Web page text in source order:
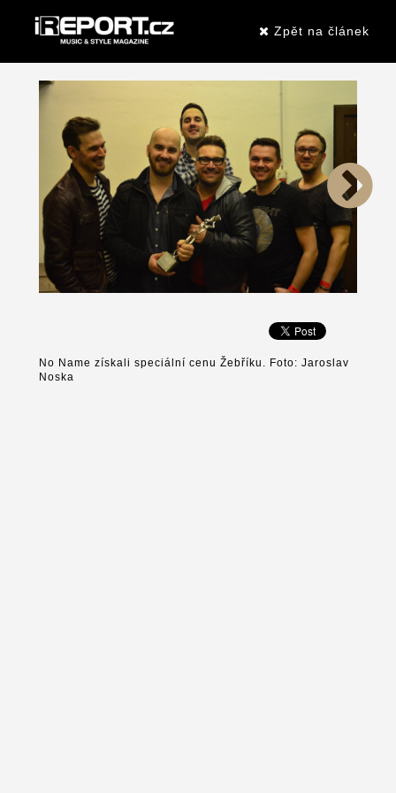
Zpět na článek
No Name získali speciální cenu Žebříku. Foto: Jaroslav
Noska